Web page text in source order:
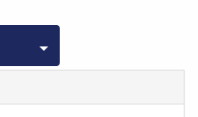
Seleccionar